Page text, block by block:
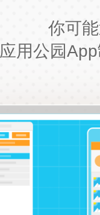
你可
应用公园